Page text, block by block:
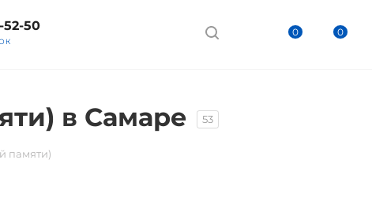
0 0
52-50
в Самаре 53
памяти)